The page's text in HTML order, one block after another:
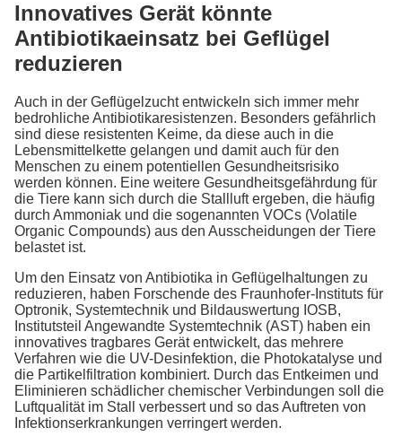
Innovatives Gerät könnte
Antibiotikaeinsatz bei Geflügel
reduzieren
Auch in der Geflügelzucht entwickeln sich immer mehr
bedrohliche Antibiotikaresistenzen. Besonders gefährlich
sind diese resistenten Keime, da diese auch in die
Lebensmittelkette gelangen und damit auch für den
Menschen zu einem potentiellen Gesundheitsrisiko
werden können. Eine weitere Gesundheitsgefährdung für
die Tiere kann sich durch die Stallluft ergeben, die häufig
durch Ammoniak und die sogenannten VOCs (Volatile
Organic Compounds) aus den Ausscheidungen der Tiere
belastet ist.
Um den Einsatz von Antibiotika in Geflügelhaltungen zu
reduzieren, haben Forschende des Fraunhofer-Instituts für
Optronik, Systemtechnik und Bildauswertung IOSB,
Institutsteil Angewandte Systemtechnik (AST) haben ein
innovatives tragbares Gerät entwickelt, das mehrere
Verfahren wie die UV-Desinfektion, die Photokatalyse und
die Partikelfiltration kombiniert. Durch das Entkeimen und
Eliminieren schädlicher chemischer Verbindungen soll die
Luftqualität im Stall verbessert und so das Auftreten von
Infektionserkrankungen verringert werden.